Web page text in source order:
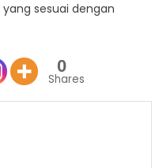
sesuai dengan
0
Shares